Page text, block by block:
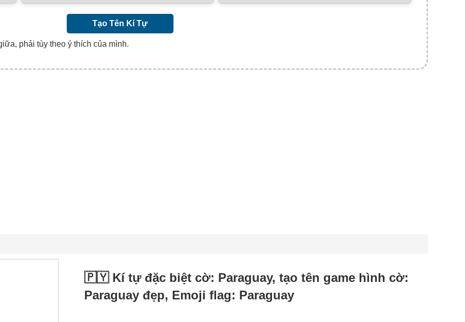
Tạo Tên Kí Tự
phải tùy theo ý thích của mình.
🇵🇾 Kí tự đặc biệt cờ: Paraguay, tạo tên game hình cờ:
Paraguay đẹp, Emoji flag: Paraguay